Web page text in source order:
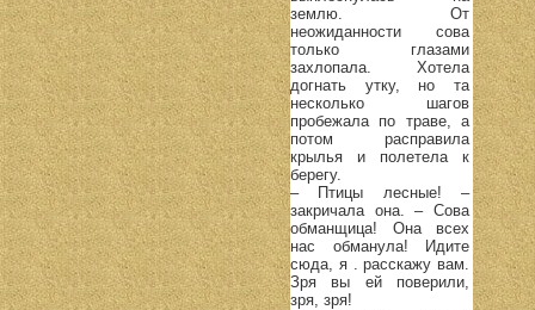
землю. От
неожиданности сова
только глазами
захлопала. Хотела
догнать утку, но та
несколько шагов
пробежала по траве, а
потом расправила
крылья и полетела к
берегу.
– Птицы лесные! –
закричала она. – Сова
обманщица! Она всех
нас обманула! Идите
сюда, я . расскажу вам.
Зря вы ей поверили,
зря, зря!